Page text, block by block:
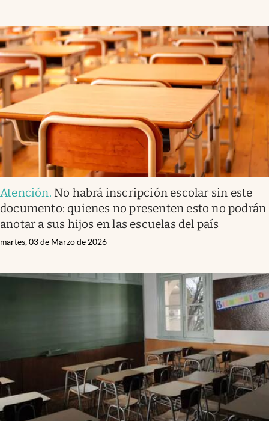
Atención. No habrá inscripción escolar sin este
documento: quienes no presenten esto no podrán
anotar a sus hijos en las escuelas del país
martes, 03 de Marzo de 2026